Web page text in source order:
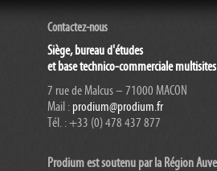
Contactez-nous
Siège, bureau d'études
et base technico-commerciale multisites
7 rue de Malcus – 71000 MACON
Mail :prodium@prodium.fr
Tél. : +33 (0) 478 437 877
Prodium est soutenu par la Région